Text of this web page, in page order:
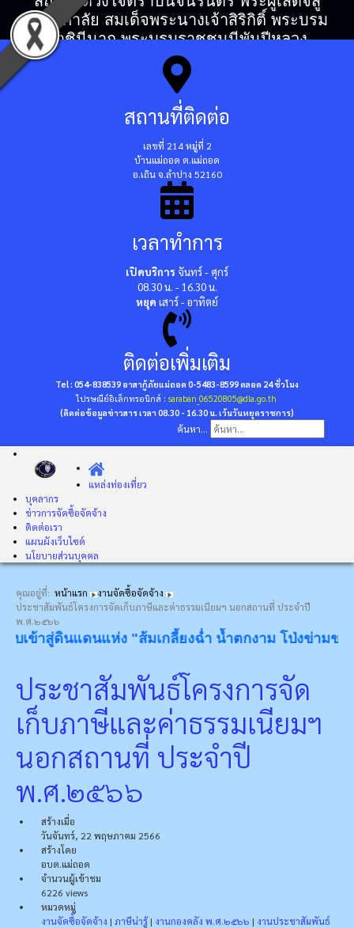
สวรรคาลัย สมเด็จพระนางเจ้าสิริกิติ์ พระบรม
ราชินีนาถ พระบรมราชชนนีพันปีหลวง
สถานที่ติดต่อ
เลขที่ 214 หมู่ที่ 2
บ้านแม่ถอด ต.แม่ถอด
อ.เถิน จ.ลำปาง 52160
เวลาทำการ
เปิดบริการ จันทร์ - ศุกร์
08.30 น. - 16.30 น.
หยุด เสาร์ - อาทิตย์
ติดต่อเพิ่มเติม
Tel : 054-838539 อาสากู้ภัยแม่ถอด 0-5483-8599ตลอด 24 ชั่วโมง
ไปรษณีย์อิเล็กทรอนิกส์ : saraban_06520805@dla.go.th
(ติดต่อข้อมูลข่าวสาร เวลา 08.30 - 16.30 น. เว้นวันหยุดราชการ)
ค้นหา...
แหล่งท่องเที่ยว
บุคลากร
ข่าวการจัดซื้อจัดจ้าง
ติดต่อเรา
แผนผังเว็บไซต์
นโยบายส่วนบุคคล
คุณอยู่ที่: หน้าแรก
งานจัดซื้อจัดจ้าง
ประชาสัมพันธ์โครงการจัดเก็บภาษีและค่าธรรมเนียมฯ นอกสถานที่ ประจำปี
พ.ศ.๒๕๖๖
ข้าสู่ดินแดนแห่ง "ส้มเกลี้ยงฉ่ำ น้ำตกงาม โป่งข่ามขลัง
ประชาสัมพันธ์โครงการจัด
เก็บภาษีและค่าธรรมเนียมฯ
นอกสถานที่ ประจำปี
พ.ศ.๒๕๖๖
สร้างเมื่อ
วันจันทร์, 22 พฤษภาคม 2566
สร้างโดย
อบต.แม่ถอด
จำนวนผู้เข้าชม
6226 views
หมวดหมู่
งานจัดซื้อจัดจ้าง | ภาษีน่ารู้| งานกองคลัง พ.ศ.๒๕๖๖ | งานประชาสัมพันธ์